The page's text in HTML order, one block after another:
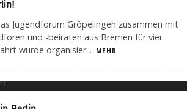
Jugendforum Gröpelingen zusammen mit
und -beiräten aus Bremen für vier
wurde organisier... MEHR